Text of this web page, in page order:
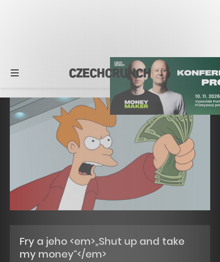
Fry a jeho <em>„Shut up and take
my money“</em>